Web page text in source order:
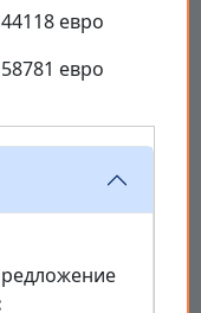
евро
евро